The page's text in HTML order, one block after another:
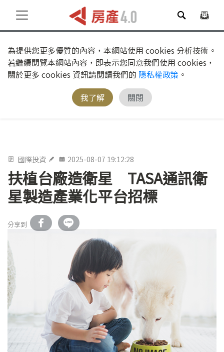
為提供您更多優質的內容，本網站使用 cookies 分析技術。
若繼續閱覽本網站內容，即表示您同意我們使用 cookies，
關於更多 cookies 資訊請閱讀我們的 隱私權政策 。
我了解
關閉
國際投資 2025-08-07 19:12:28
扶植台廠造衛星 TASA通訊衛
星製造產業化平台招標
分享到